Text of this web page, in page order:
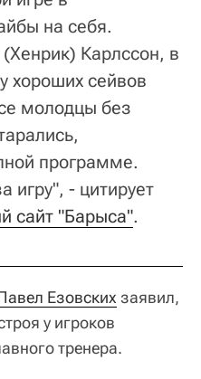
на себя.
Карлссон, в
хороших сейвов
молодцы без
программе.
игру", - цитирует
сайт "Барыса".
Езовских заявил,
у игроков
тренера.